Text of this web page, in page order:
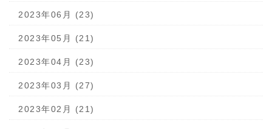
2023年06月 (23)
2023年05月 (21)
2023年04月 (23)
2023年03月 (27)
2023年02月 (21)